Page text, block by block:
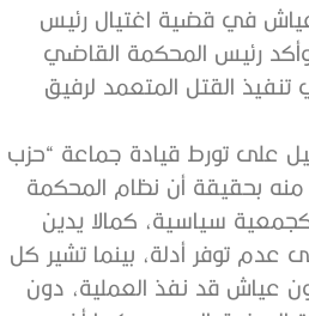
في قضية اغتيال رئيس
الحريري عام 2005 بعد محاكمة استمرت 6 أعوام. وأكد رئيس المحكمة القاضي
القتل المتعمد لرفيق
على تورط قيادة جماعة “حزب
منه بحقيقة أن نظام المحكمة
كجمعية سياسية، كمالا يدين
عدم توفر أدلة، بينما تشير كل
عياش قد نفذ العملية، دون